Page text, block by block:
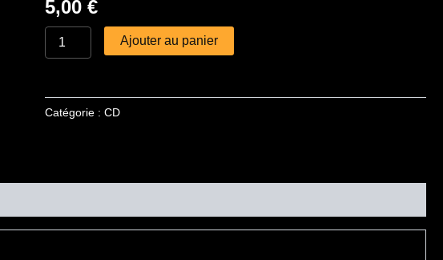
5,00€
and
insane
Ajouter au panier
Catégorie :CD